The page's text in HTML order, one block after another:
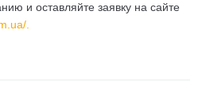
и оставляйте заявку на сайте
.